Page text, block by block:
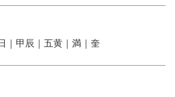
｜甲辰｜五黄｜満｜奎